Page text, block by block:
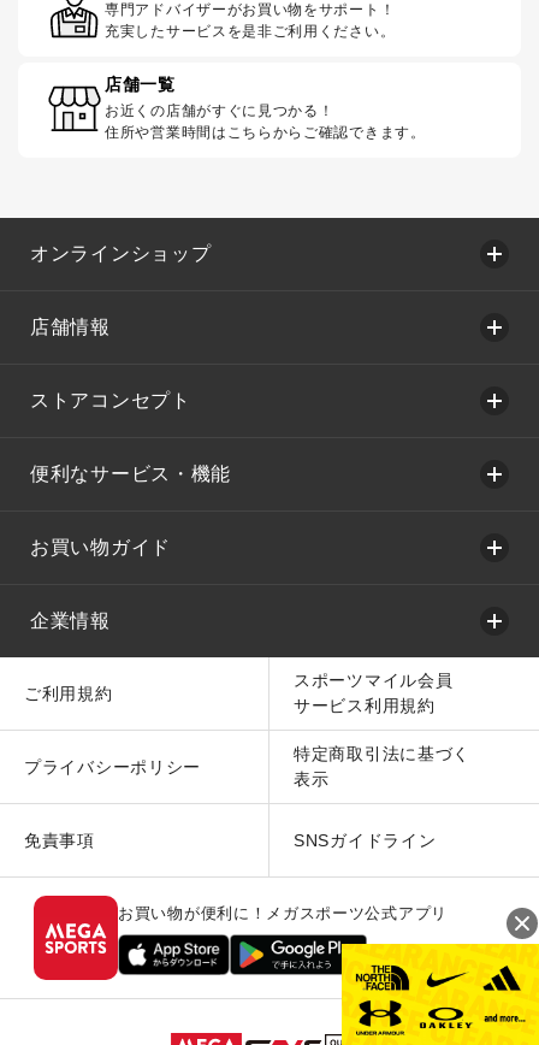
専門アドバイザーがお買い物をサポート！
充実したサービスを是非ご利用ください。
店舗一覧
お近くの店舗がすぐに見つかる！
住所や営業時間はこちらからご確認できます。
オンラインショップ
店舗情報
ストアコンセプト
便利なサービス・機能
お買い物ガイド
企業情報
ご利用規約
スポーツマイル会員
サービス利用規約
プライバシーポリシー
特定商取引法に基づく
表示
免責事項 SNSガイドライン
お買い物が便利に！メガスポーツ公式アプリ